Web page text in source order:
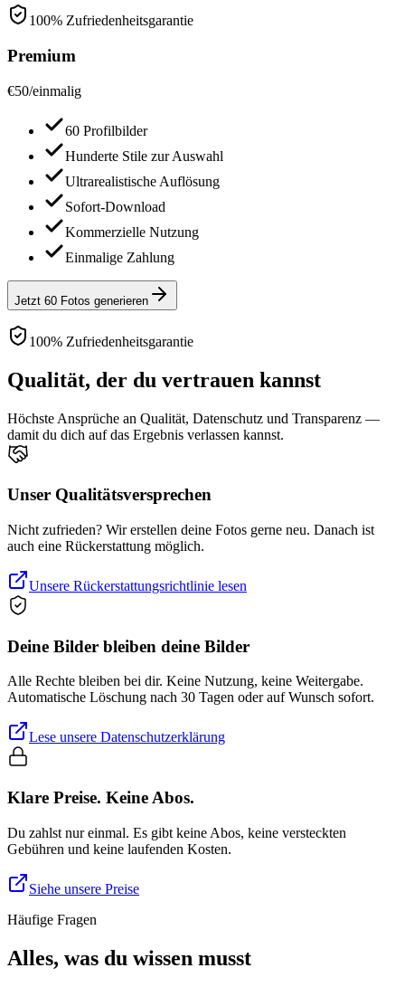
100% Zufriedenheitsgarantie
Premium
€50/einmalig
60 Profilbilder
Hunderte Stile zur Auswahl
Ultrarealistische Auflösung
Sofort-Download
Kommerzielle Nutzung
Einmalige Zahlung
Jetzt 60 Fotos generieren
100% Zufriedenheitsgarantie
Qualität, der du vertrauen kannst
Höchste Ansprüche an Qualität, Datenschutz und Transparenz —
damit du dich auf das Ergebnis verlassen kannst.
Unser Qualitätsversprechen
Nicht zufrieden? Wir erstellen deine Fotos gerne neu. Danach ist
auch eine Rückerstattung möglich.
Unsere Rückerstattungsrichtlinie lesen
Deine Bilder bleiben deine Bilder
Alle Rechte bleiben bei dir. Keine Nutzung, keine Weitergabe.
Automatische Löschung nach 30 Tagen oder auf Wunsch sofort.
Lese unsere Datenschutzerklärung
Klare Preise. Keine Abos.
Du zahlst nur einmal. Es gibt keine Abos, keine versteckten
Gebühren und keine laufenden Kosten.
Siehe unsere Preise
Häufige Fragen
Alles, was du wissen musst